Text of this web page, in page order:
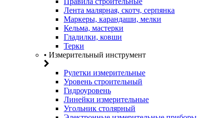
Лента малярная, скотч, серпянка
Маркеры, карандаши, мелки
Кельма, мастерки
Гладилки, ковши
Терки
• Измерительный инструмент
Рулетки измерительные
Уровень строительный
Гидроуровень
Линейки измерительные
Угольник столярный